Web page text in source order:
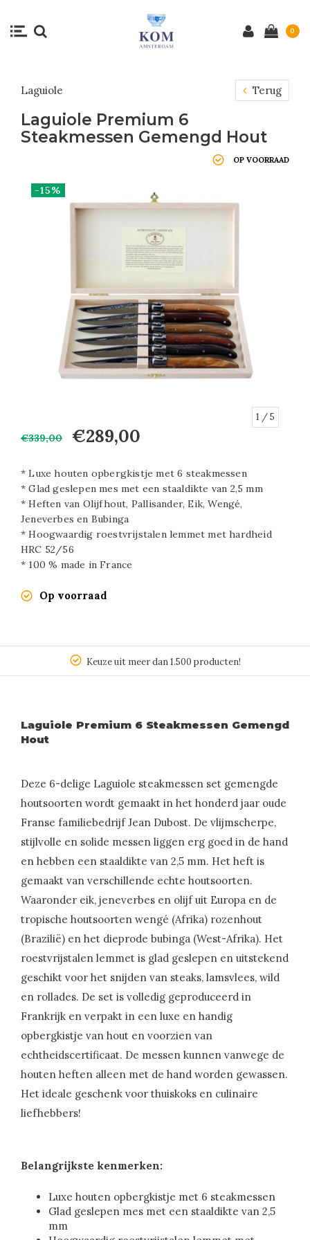
0
Laguiole Terug
Laguiole Premium 6
Steakmessen Gemengd Hout
OP VOORRAAD
-15%
1 / 5
€339,00 €289,00
* Luxe houten opbergkistje met 6 steakmessen
* Glad geslepen mes met een staaldikte van 2,5 mm
* Heften van Olijfhout, Pallisander, Eik, Wengé,
Jeneverbes en Bubinga
* Hoogwaardig roestvrijstalen lemmet met hardheid
HRC 52/56
* 100 % made in France
Op voorraad
Keuze uit meer dan 1.500 producten!
Laguiole Premium 6 Steakmessen Gemengd
Hout
Deze 6-delige Laguiole steakmessen set gemengde
houtsoorten wordt gemaakt in het honderd jaar oude
Franse familiebedrijf Jean Dubost. De vlijmscherpe,
stijlvolle en solide messen liggen erg goed in de hand
en hebben een staaldikte van 2,5 mm. Het heft is
gemaakt van verschillende echte houtsoorten.
Waaronder eik, jeneverbes en olijf uit Europa en de
tropische houtsoorten wengé (Afrika) rozenhout
(Brazilië) en het dieprode bubinga (West-Afrika). Het
roestvrijstalen lemmet is glad geslepen en uitstekend
geschikt voor het snijden van steaks, lamsvlees, wild
en rollades. De set is volledig geproduceerd in
Frankrijk en verpakt in een luxe en handig
opbergkistje van hout en voorzien van
echtheidscertificaat. De messen kunnen vanwege de
houten heften alleen met de hand worden gewassen.
Het ideale geschenk voor thuiskoks en culinaire
liefhebbers!
Belangrijkste kenmerken:
Luxe houten opbergkistje met 6 steakmessen
Glad geslepen mes met een staaldikte van 2,5
mm